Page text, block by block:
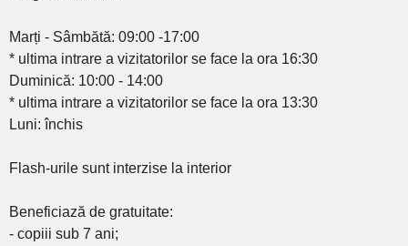
Marți - Sâmbătă: 09:00 -17:00
* ultima intrare a vizitatorilor se face la ora 16:30
Duminică: 10:00 - 14:00
* ultima intrare a vizitatorilor se face la ora 13:30
Luni: închis
Flash-urile sunt interzise la interior
Beneficiază de gratuitate:
- copiii sub 7 ani;